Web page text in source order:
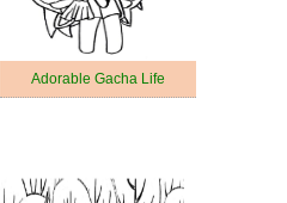
Adorable Gacha Life